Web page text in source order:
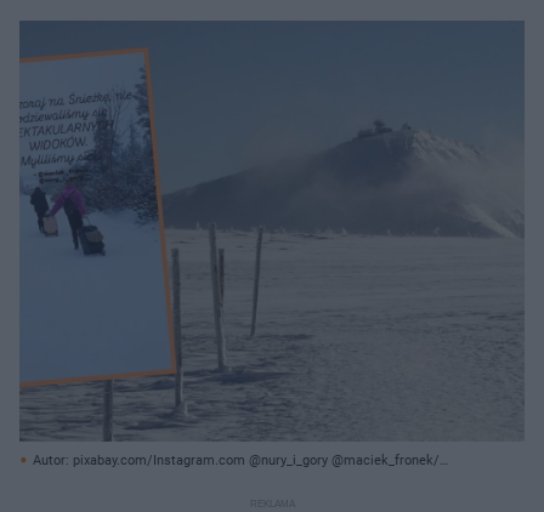
Autor: pixabay.com/Instagram.com @nury_i_gory @maciek_fronek/